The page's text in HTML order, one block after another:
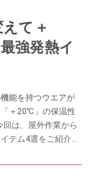
て＋
強発熱イ
能を持つウエアが
＋20℃」の保温性
は、屋外作業から
テム4選をご紹介し